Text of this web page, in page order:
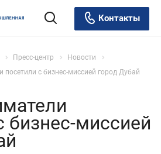
Контакты
Пресс-центр
Новости
с бизнес-миссией город Дубай
бизнес-миссией